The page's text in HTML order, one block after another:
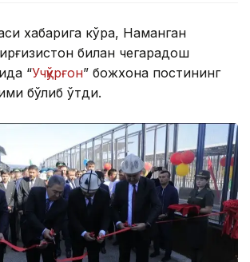
хабарига кўра, Наманган
билан чегарадош
“Учқўрғон” божхона постининг
бўлиб ўтди.